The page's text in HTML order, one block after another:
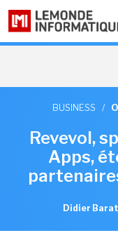
BUSINESS /
Revevol,
Apps,
Didier